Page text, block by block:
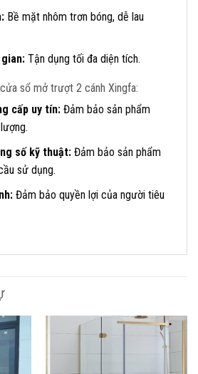
Bề mặt nhôm trơn bóng, dễ lau
Tận dụng tối đa diện tích.
sổ mở trượt 2 cánh Xingfa:
cấp uy tín:Đảm bảo sản phẩm
số kỹ thuật:Đảm bảo sản phẩm
sử dụng.
Đảm bảo quyền lợi của người tiêu